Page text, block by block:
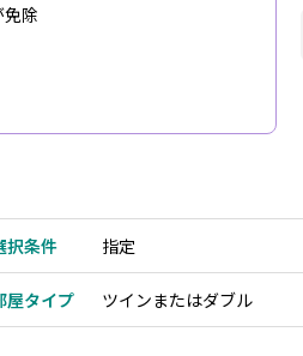
除
択条件 指定
屋タイプ ツインまたはダブル